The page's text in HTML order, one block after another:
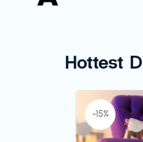
Hottest
-15%